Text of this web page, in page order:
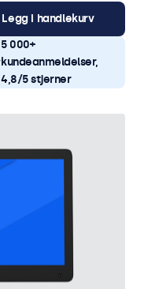
Legg i handlekurv
5 000+
kundeanmeldelser,
4,8/5 stjerner